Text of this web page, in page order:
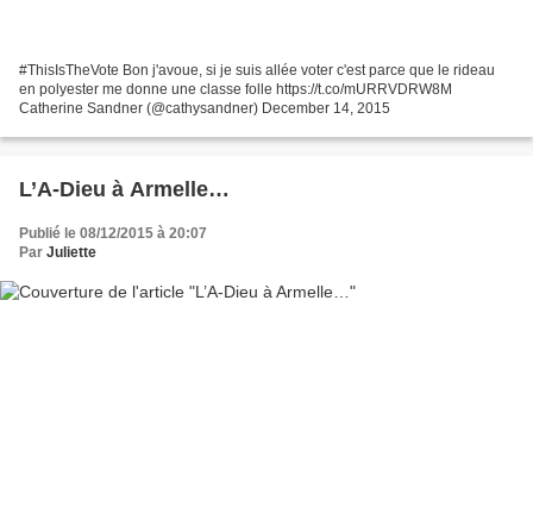
#ThisIsTheVote Bon j'avoue, si je suis allée voter c'est parce que le rideau
en polyester me donne une classe folle https://t.co/mURRVDRW8M
Catherine Sandner (@cathysandner) December 14, 2015
L’A-Dieu à Armelle…
Publié le 08/12/2015 à 20:07
Par Juliette